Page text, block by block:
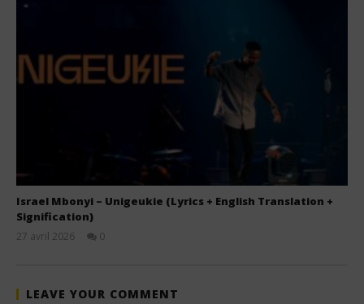
Israel Mbonyi – Unigeukie (Lyrics + English Translation +
Signification)
27 avril 2026
0
LEAVE YOUR COMMENT